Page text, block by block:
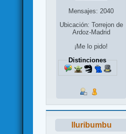
Mensajes: 2040
Ubicación: Torrejon de
Ardoz-Madrid
¡Me lo pido!
Distinciones
lluribumbu